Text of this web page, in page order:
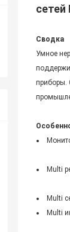
сетей
Сводка
Умное
приборы.
Multi
Multi
Multi